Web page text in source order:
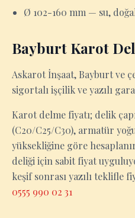
Ø 102-160 mm — su,
Bayburt Karot
Askarot İnşaat, Bayburt ve
sigortalı işçilik ve yazılı
Karot delme fiyatı; delik
(C20/C25/C30), armatür
yüksekliğine göre
deliği için sabit fiyat
keşif sonrası yazılı teklifle
0555 990 02 31